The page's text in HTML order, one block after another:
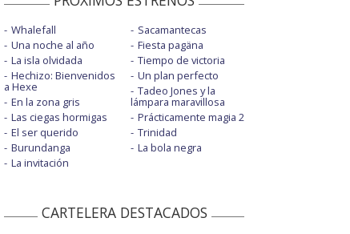
Whalefall
Una noche al año
La isla olvidada
Hechizo: Bienvenidos
a Hexe
En la zona gris
Las ciegas hormigas
El ser querido
Burundanga
La invitación
Sacamantecas
Fiesta pagäna
Tiempo de victoria
Un plan perfecto
Tadeo Jones y la
lámpara maravillosa
Prácticamente magia 2
Trinidad
La bola negra
CARTELERA DESTACADOS